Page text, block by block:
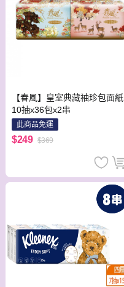
【春風】皇室典藏袖珍包面紙
10抽x36包x2串
此商品免運
$249 $369